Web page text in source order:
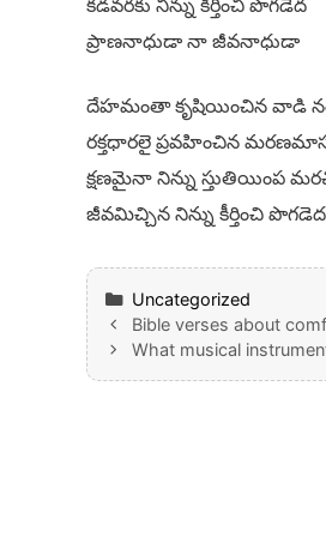
కడవరకు నిన్ను కీర్తించి పొగడెద
ప్రాణనాధుడా నా జీవనాధుడా
దేహమంతా కృషియించిన వాడి
రక్తధారలై ప్రవహించిన
క్షణమైనా నిన్ను స్తుతియింప
జీవమిచ్చిన నిన్ను కీర్తించి పొగడెద
Categories
Uncategorized
Bible verses about
What musical